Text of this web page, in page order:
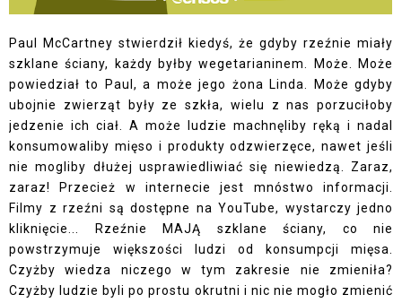
Paul McCartney stwierdził kiedyś, że gdyby rzeźnie miały
szklane ściany, każdy byłby wegetarianinem. Może. Może
powiedział to Paul, a może jego żona Linda. Może gdyby
ubojnie zwierząt były ze szkła, wielu z nas porzuciłoby
jedzenie ich ciał. A może ludzie machnęliby ręką i nadal
konsumowaliby mięso i produkty odzwierzęce, nawet jeśli
nie mogliby dłużej usprawiedliwiać się niewiedzą. Zaraz,
zaraz! Przecież w internecie jest mnóstwo informacji.
Filmy z rzeźni są dostępne na YouTube, wystarczy jedno
kliknięcie... Rzeźnie MAJĄ szklane ściany, co nie
powstrzymuje większości ludzi od konsumpcji mięsa.
Czyżby wiedza niczego w tym zakresie nie zmieniła?
Czyżby ludzie byli po prostu okrutni i nic nie mogło zmienić